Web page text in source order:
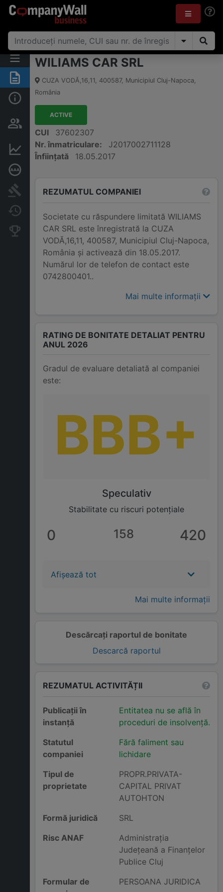
Rezumat
Persoane și structură de
proprietate
Informații financiare
Publicații în instanță
Companii concurente
WILIAMS CAR SRL
CUZA VODĂ,16,11, 400587, Municipiul Cluj-Napoca,
România
ACTIVE
CUI
37602307
Nr. înmatriculare:
J2017002711128
Înființată
18.05.2017
REZUMATUL COMPANIEI
Societate cu răspundere limitată WILIAMS
CAR SRL este înregistrată la CUZA
VODĂ,16,11, 400587, Municipiul Cluj-Napoca,
România și activează din 18.05.2017.
Numărul lor de telefon de contact este
0742800401..
Mai multe informații
Descărcați raportul de bonitate
Descarcă raportul
RATING DE BONITATE DETALIAT PENTRU
ANUL 2026
Gradul de evaluare detaliată al companiei
este:
BBB+
Speculativ
Stabilitate cu riscuri potențiale
0 158 420
Afișează tot
Mai multe informații
REZUMATUL ACTIVITĂȚII
Publicații în
instanță
Entitatea nu se află în
proceduri de insolvență.
Statutul
companiei
Fără faliment sau
lichidare
Tipul de
proprietate
PROPR.PRIVATA-
CAPITAL PRIVAT
AUTOHTON
Formă juridică
SRL
Risc ANAF
Administraţia
Judeţeană a Finanţelor
Publice Cluj
Formular de
PERSOANA JURIDICA